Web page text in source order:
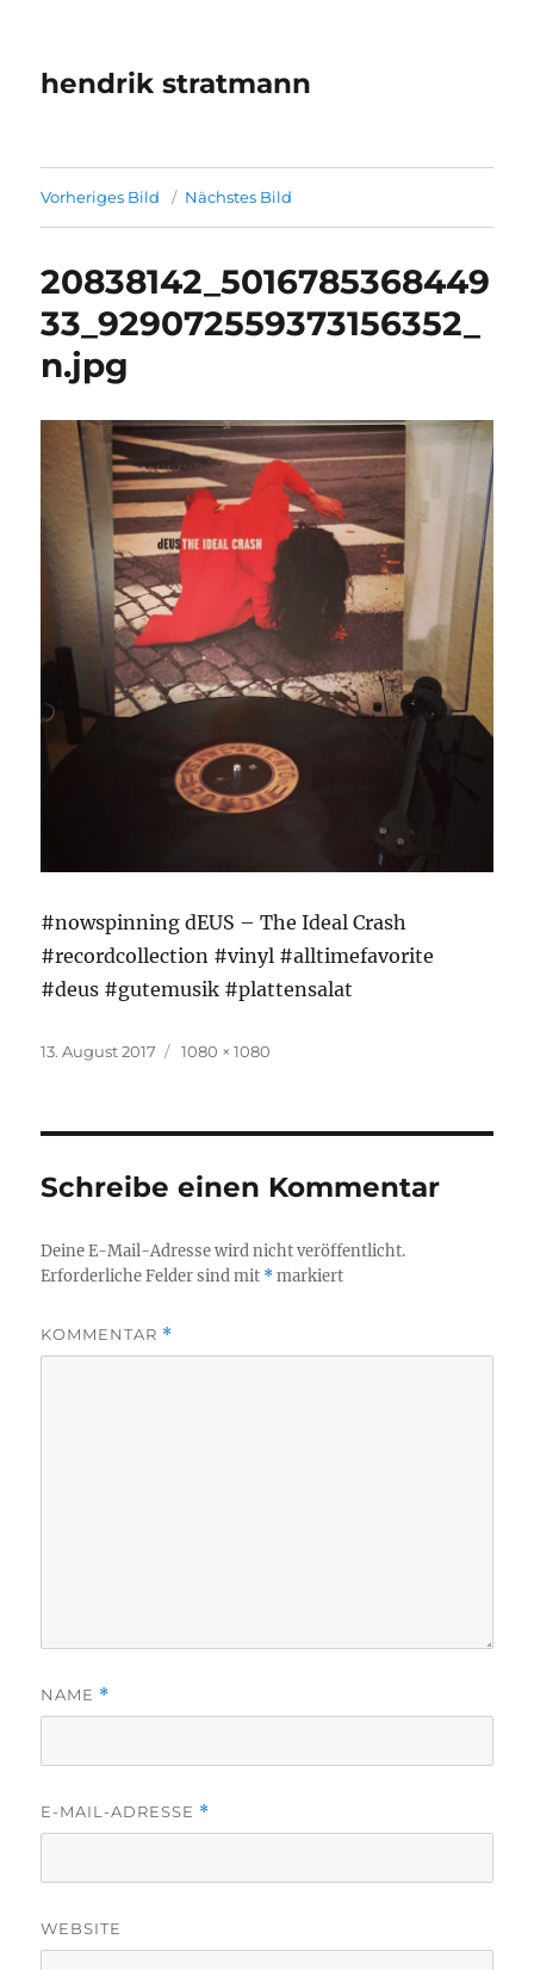
hendrik stratmann
Vorheriges Bild Nächstes Bild
20838142_5016785368449
33_929072559373156352_
n.jpg
#nowspinning dEUS – The Ideal Crash
#recordcollection #vinyl #alltimefavorite
#deus #gutemusik #plattensalat
Veröffentlicht
13. August 2017 Originalgröße
1080 × 1080
Schreibe einen Kommentar
Deine E-Mail-Adresse wird nicht veröffentlicht.
Erforderliche Felder sind mit *markiert
KOMMENTAR *
NAME *
E-MAIL-ADRESSE *
WEBSITE